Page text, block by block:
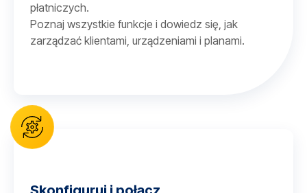
płatniczych.
Poznaj wszystkie funkcje i dowiedz się, jak
zarządzać klientami, urządzeniami i planami.